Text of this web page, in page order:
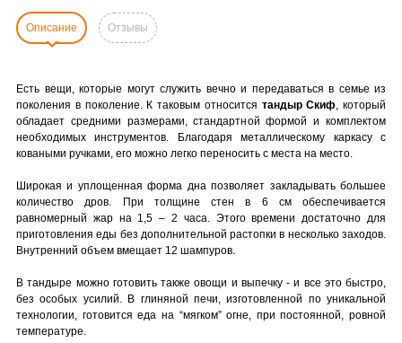
Описание Отзывы
Есть вещи, которые могут служить вечно и передаваться в семье из
поколения в поколение. К таковым относится тандырСкиф , который
обладает средними размерами, стандартной формой и комплектом
необходимых инструментов. Благодаря металлическому каркасу с
коваными ручками, его можно легко переносить с места на место.
Широкая и уплощенная форма дна позволяет закладывать большее
количество дров. При толщине стен в 6 см обеспечивается
равномерный жар на 1,5 – 2 часа. Этого времени достаточно для
приготовления еды без дополнительной растопки в несколько заходов.
Внутренний объем вмещает 12 шампуров.
В тандыре можно готовить также овощи и выпечку - и все это быстро,
без особых усилий. В глиняной печи, изготовленной по уникальной
технологии, готовится еда на “мягком” огне, при постоянной, ровной
температуре.